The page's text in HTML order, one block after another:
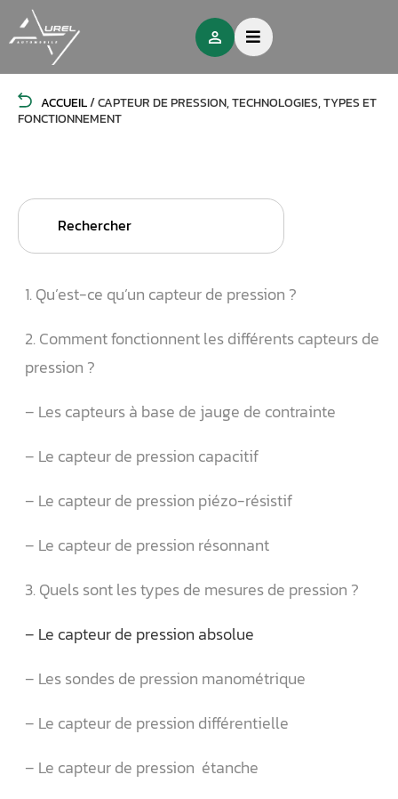
ACCUEIL/CAPTEUR DE PRESSION, TECHNOLOGIES, TYPES ET
FONCTIONNEMENT
Search
1. Qu’est-ce qu’un capteur de pression ?
2. Comment fonctionnent les différents capteurs de
pression ?
– Les capteurs à base de jauge de contrainte
– Le capteur de pression capacitif
– Le capteur de pression piézo-résistif
– Le capteur de pression résonnant
3. Quels sont les types de mesures de pression ?
– Le capteur de pression absolue
– Les sondes de pression manométrique
– Le capteur de pression différentielle
– Le capteur de pression étanche